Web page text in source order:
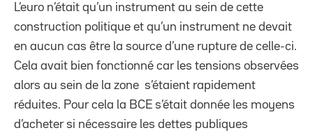
L’euro n’était qu’un instrument au sein de cette
construction politique et qu’un instrument ne devait
en aucun cas être la source d’une rupture de celle-ci.
Cela avait bien fonctionné car les tensions observées
alors au sein de la zone s’étaient rapidement
réduites. Pour cela la BCE s’était donnée les moyens
d’acheter si nécessaire les dettes publiques